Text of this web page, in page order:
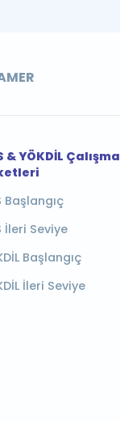
& YÖKDİL Çalışma
Başlangıç
İleri Seviye
Başlangıç
İleri Seviye